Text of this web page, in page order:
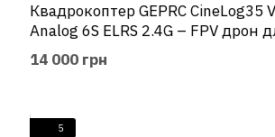
Квадрокоптер GEPRC CineLog35
Analog 6S ELRS 2.4G – FPV дрон
съемок с GPS
14 000 грн
5